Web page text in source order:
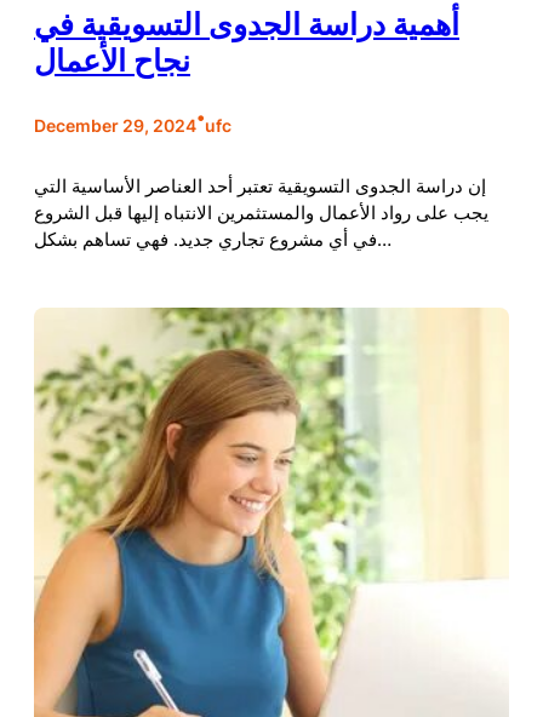
أهمية دراسة الجدوى التسويقية في
نجاح الأعمال
December 29, 2024•ufc
إن دراسة الجدوى التسويقية تعتبر أحد العناصر الأساسية التي
يجب على رواد الأعمال والمستثمرين الانتباه إليها قبل الشروع
في أي مشروع تجاري جديد. فهي تساهم بشكل…